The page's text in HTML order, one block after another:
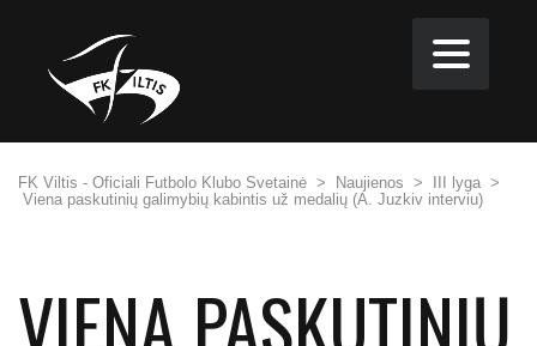
FK Viltis - Oficiali Futbolo Klubo Svetainė > Naujienos > III lyga >
Viena paskutinių galimybių kabintis už medalių (A. Juzkiv interviu)
VIENA PASKUTINIŲ